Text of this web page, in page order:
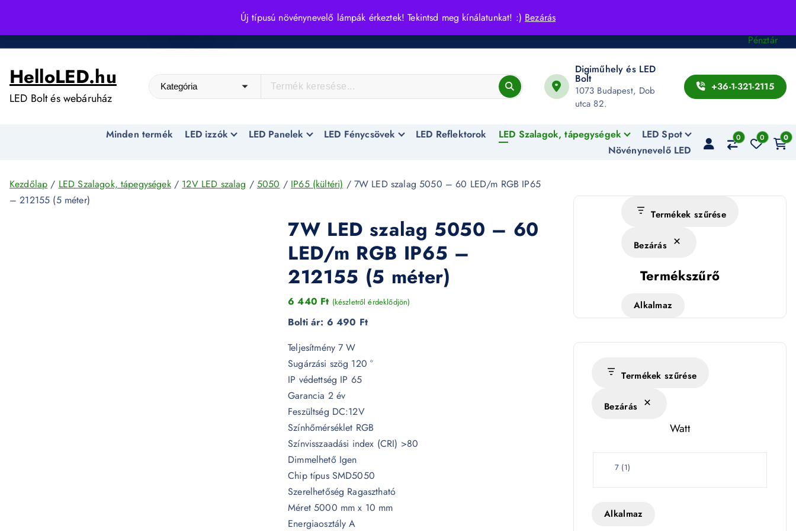
Új típusú növénynevelő lámpák érkeztek! Tekintsd meg kínálatunkat! :) Bezárás
i
Pénztár
HelloLED.hu
LED Bolt és webáruház
Digiműhely és LED
Bolt
1073 Budapest, Dob
utca 82.
+36-1-321-2115
Minden termék LED izzók LED Panelek LED Fénycsövek LED Reflektorok LED Szalagok, tápegységek
LED Spot
Növénynevelő LED
0 0 0
Kezdőlap / LED Szalagok, tápegységek/ 12V LED szalag / 5050 / IP65 (kültéri) / 7W LED szalag 5050 – 60 LED/m RGB IP65
– 212155 (5 méter)
7W LED szalag 5050 – 60
LED/m RGB IP65 –
212155 (5 méter)
6 440 Ft (készletről érdeklődjön)
Bolti ár: 6 490 Ft
Teljesítmény 7 W
Sugárzási szög 120 °
IP védettség IP 65
Garancia 2 év
Feszültség DC:12V
Színhőmérséklet RGB
Színvisszaadási index (CRI) >80
Dimmelhető Igen
Chip típus SMD5050
Szerelhetőség Ragasztható
Méret 5000 mm x 10 mm
Energiaosztály A
Termékek szűrése
Bezárás
Termékszűrő
Alkalmaz
Termékek szűrése
Bezárás
Watt
W
t
7 (1)
Alkalmaz